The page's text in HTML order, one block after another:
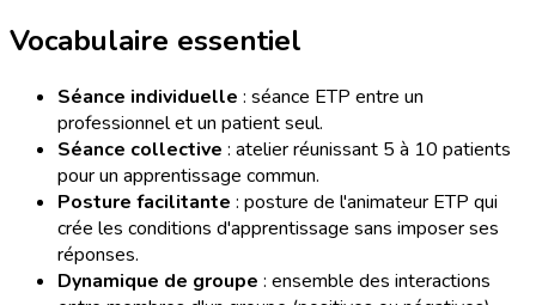
Vocabulaire essentiel
Séance individuelle : séance ETP entre un
professionnel et un patient seul.
Séance collective : atelier réunissant 5 à 10 patients
pour un apprentissage commun.
Posture facilitante : posture de l'animateur ETP qui
crée les conditions d'apprentissage sans imposer ses
réponses.
Dynamique de groupe : ensemble des interactions